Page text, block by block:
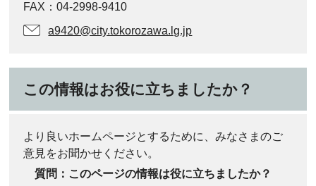
FAX：04-2998-9410
a9420@city.tokorozawa.lg.jp
この情報はお役に立ちましたか？
より良いホームページとするために、みなさまのご
意見をお聞かせください。
質問：このページの情報は役に立ちましたか？